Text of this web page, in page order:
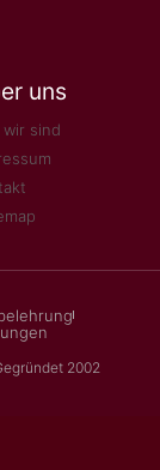
uns
wir sind
2002